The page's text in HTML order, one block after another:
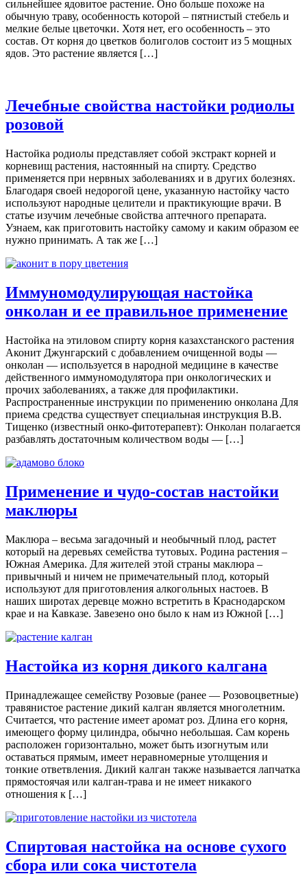
сильнейшее ядовитое растение. Оно больше похоже на
обычную траву, особенность которой – пятнистый стебель и
мелкие белые цветочки. Хотя нет, его особенность – это
состав. От корня до цветков болиголов состоит из 5 мощных
ядов. Это растение является […]
Лечебные свойства настойки родиолы
розовой
Настойка родиолы представляет собой экстракт корней и
корневищ растения, настоянный на спирту. Средство
применяется при нервных заболеваниях и в других болезнях.
Благодаря своей недорогой цене, указанную настойку часто
используют народные целители и практикующие врачи. В
статье изучим лечебные свойства аптечного препарата.
Узнаем, как приготовить настойку самому и каким образом ее
нужно принимать. А так же […]
Иммуномодулирующая настойка
онколан и ее правильное применение
Настойка на этиловом спирту корня казахстанского растения
Аконит Джунгарский с добавлением очищенной воды —
онколан — используется в народной медицине в качестве
действенного иммуномодулятора при онкологических и
прочих заболеваниях, а также для профилактики.
Распространенные инструкции по применению онколана Для
приема средства существует специальная инструкция В.В.
Тищенко (известный онко-фитотерапевт): Онколан полагается
разбавлять достаточным количеством воды — […]
Применение и чудо-состав настойки
маклюры
Маклюра – весьма загадочный и необычный плод, растет
который на деревьях семейства тутовых. Родина растения –
Южная Америка. Для жителей этой страны маклюра –
привычный и ничем не примечательный плод, который
используют для приготовления алкогольных настоев. В
наших широтах деревце можно встретить в Краснодарском
крае и на Кавказе. Завезено оно было к нам из Южной […]
Настойка из корня дикого калгана
Принадлежащее семейству Розовые (ранее — Розовоцветные)
травянистое растение дикий калган является многолетним.
Считается, что растение имеет аромат роз. Длина его корня,
имеющего форму цилиндра, обычно небольшая. Сам корень
расположен горизонтально, может быть изогнутым или
оставаться прямым, имеет неравномерные утолщения и
тонкие ответвления. Дикий калган также называется лапчатка
прямостоячая или калган-трава и не имеет никакого
отношения к […]
Спиртовая настойка на основе сухого
сбора или сока чистотела